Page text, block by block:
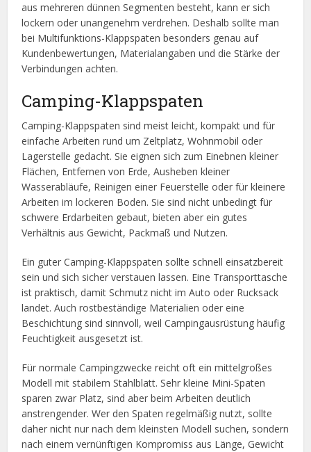
aus mehreren dünnen Segmenten besteht, kann er sich
lockern oder unangenehm verdrehen. Deshalb sollte man
bei Multifunktions-Klappspaten besonders genau auf
Kundenbewertungen, Materialangaben und die Stärke der
Verbindungen achten.
Camping-Klappspaten
Camping-Klappspaten sind meist leicht, kompakt und für
einfache Arbeiten rund um Zeltplatz, Wohnmobil oder
Lagerstelle gedacht. Sie eignen sich zum Einebnen kleiner
Flächen, Entfernen von Erde, Ausheben kleiner
Wasserabläufe, Reinigen einer Feuerstelle oder für kleinere
Arbeiten im lockeren Boden. Sie sind nicht unbedingt für
schwere Erdarbeiten gebaut, bieten aber ein gutes
Verhältnis aus Gewicht, Packmaß und Nutzen.
Ein guter Camping-Klappspaten sollte schnell einsatzbereit
sein und sich sicher verstauen lassen. Eine Transporttasche
ist praktisch, damit Schmutz nicht im Auto oder Rucksack
landet. Auch rostbeständige Materialien oder eine
Beschichtung sind sinnvoll, weil Campingausrüstung häufig
Feuchtigkeit ausgesetzt ist.
Für normale Campingzwecke reicht oft ein mittelgroßes
Modell mit stabilem Stahlblatt. Sehr kleine Mini-Spaten
sparen zwar Platz, sind aber beim Arbeiten deutlich
anstrengender. Wer den Spaten regelmäßig nutzt, sollte
daher nicht nur nach dem kleinsten Modell suchen, sondern
nach einem vernünftigen Kompromiss aus Länge, Gewicht